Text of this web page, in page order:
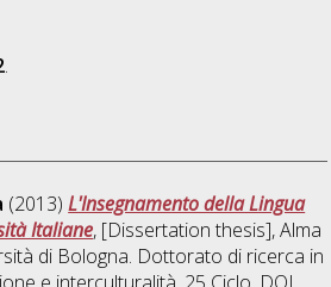
.
(2013)L'Insegnamento della Lingua
Italiane, [Dissertation thesis], Alma
di Bologna. Dottorato di ricerca in
e interculturalità, 25 Ciclo. DOI